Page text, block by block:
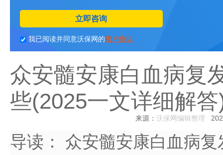
立即咨询
我已阅读并同意沃保网的用户协议
众安髓安康白血病复
些(2025一文详细解
来源： 沃保网编辑整理
导读：
众安髓安康白血病